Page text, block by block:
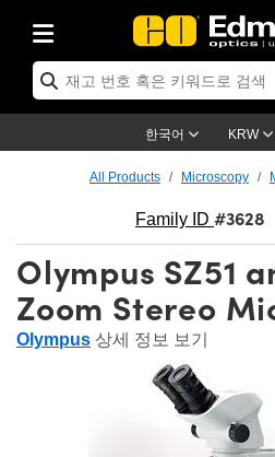
한국어 KRW
Breadboards
and Electronics
Lenses
조명
Micrometers
Test Targets
Detection
Application
Brand
Products
Products
Lenses
All Products Microscopy
Family ID #3628
Olympus SZ51
Zoom Stereo
Olympus 상세 정보 보기